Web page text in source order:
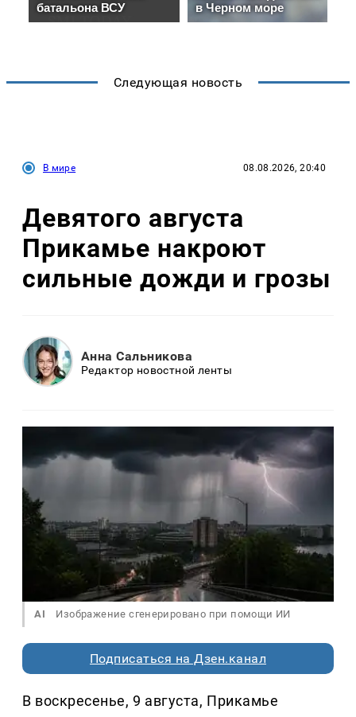
Следующая новость
В мире 08.08.2026, 20:40
Девятого августа
Прикамье накроют
сильные дожди и грозы
Анна Сальникова
Редактор новостной ленты
AI Изображение сгенерировано при помощи ИИ
Подписаться на Дзен.канал
В воскресенье, 9 августа, Прикамье